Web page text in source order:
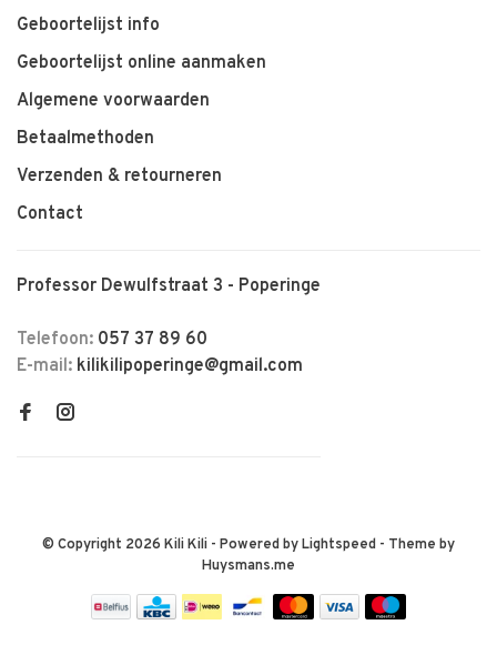
Geboortelijst info
Geboortelijst online aanmaken
Algemene voorwaarden
Betaalmethoden
Verzenden & retourneren
Contact
Professor Dewulfstraat 3 - Poperinge
Telefoon: 057 37 89 60
E-mail: kilikilipoperinge@gmail.com
© Copyright 2026 Kili Kili - Powered byLightspeed - Theme by
Huysmans.me